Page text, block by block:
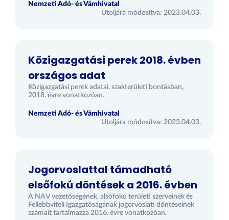
Nemzeti Adó- és Vámhivatal
Utoljára módosítva: 2023.04.03.
Közigazgatási perek 2018. évben
országos adat
Közigazgatási perek adatai, szakterületi bontásban,
2018. évre vonatkozóan.
Nemzeti Adó- és Vámhivatal
Utoljára módosítva: 2023.04.03.
Jogorvoslattal támadható
elsőfokú döntések a 2016. évben
A NAV vezetőségének, alsófokú területi szerveinek és
Fellebbviteli Igazgatóságának jogorvoslati döntéseinek
számait tartalmazza 2016. évre vonatkozóan.